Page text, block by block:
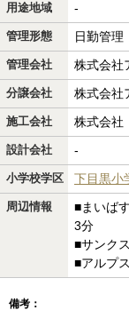
用途地域 -
管理形態 日勤管理
管理会社 株式会社
分譲会社 株式会社
施工会社 株式会
設計会社 -
小学校学区 下目黒小
周辺情報
■まいば
3分
■サンク
■アルプ
備考：